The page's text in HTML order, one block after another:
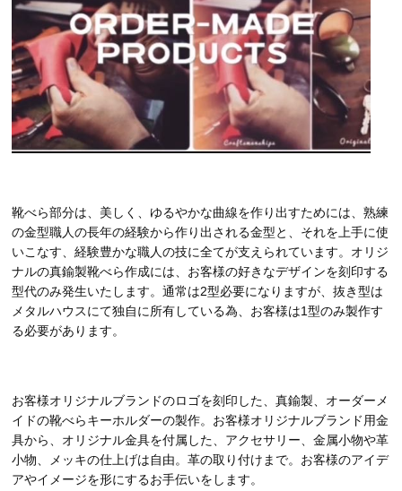
靴べら部分は、美しく、ゆるやかな曲線を作り出すためには、熟練
の金型職人の長年の経験から作り出される金型と、それを上手に使
いこなす、経験豊かな職人の技に全てが支えられています。オリジ
ナルの真鍮製靴べら作成には、お客様の好きなデザインを刻印する
型代のみ発生いたします。通常は2型必要になりますが、抜き型は
メタルハウスにて独自に所有している為、お客様は1型のみ製作す
る必要があります。
お客様オリジナルブランドのロゴを刻印した、真鍮製、オーダーメ
イドの靴べらキーホルダーの製作。お客様オリジナルブランド用金
具から、オリジナル金具を付属した、アクセサリー、金属小物や革
小物、メッキの仕上げは自由。革の取り付けまで。お客様のアイデ
アやイメージを形にするお手伝いをします。